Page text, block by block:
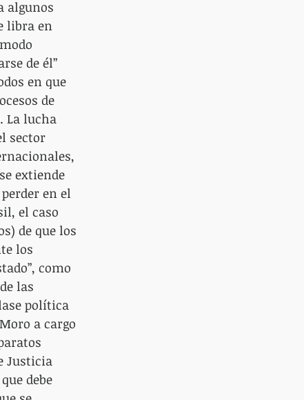
algunos
libra en
de él”
en que
de
La lucha
sector
extiende
en el
el caso
de que los
los
como
las
política
a cargo
Justicia
debe